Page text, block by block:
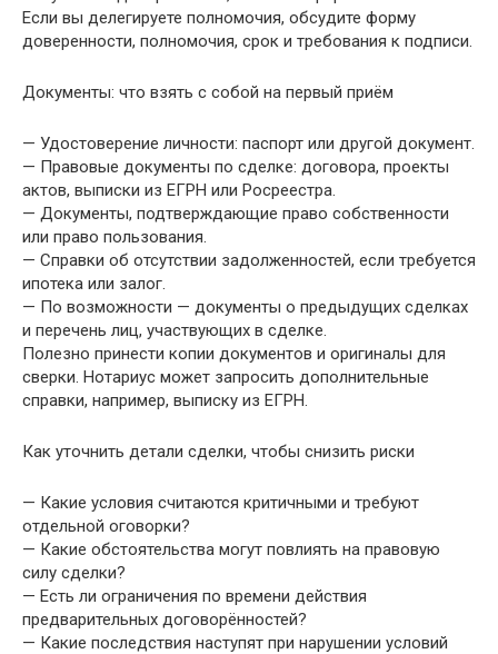
Если вы делегируете полномочия, обсудите форму
доверенности, полномочия, срок и требования к подписи.
Документы: что взять с собой на первый приём
— Удостоверение личности: паспорт или другой документ.
— Правовые документы по сделке: договора, проекты
актов, выписки из ЕГРН или Росреестра.
— Документы, подтверждающие право собственности
или право пользования.
— Справки об отсутствии задолженностей, если требуется
ипотека или залог.
— По возможности — документы о предыдущих сделках
и перечень лиц, участвующих в сделке.
Полезно принести копии документов и оригиналы для
сверки. Нотариус может запросить дополнительные
справки, например, выписку из ЕГРН.
Как уточнить детали сделки, чтобы снизить риски
— Какие условия считаются критичными и требуют
отдельной оговорки?
— Какие обстоятельства могут повлиять на правовую
силу сделки?
— Есть ли ограничения по времени действия
предварительных договорённостей?
— Какие последствия наступят при нарушении условий